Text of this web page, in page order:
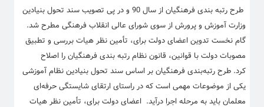
​طرح رتبه بندی فرهنگیان از سال 90 و در پی تصویب سند تحول بنیادین
وزارت آموزش و پرورش از سوی شورای عالی انقلاب فرهنگی مطرح شد.
گام نخست تدوین اعضای دولت برای، تأمین نظر هیات بررسی و تطبیق
مصوبات دولت با قوانین، قانون نظام رتبه بندی فرهنگیان را اصلاح
کرد. طرح رتبه‌بندی فرهنگیان بر اساس سند تحول بنیادین نظام آموزشی
یکی از موضوعات مهمی است که در راستای ارتقای شایستگی حرفه‌ای
معلمان باید به مرحله اجرا درآید. اعضای دولت برای، تأمین نظر هیات